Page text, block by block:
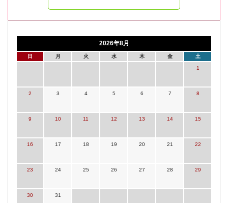
2026年8月
日 月 火 水 木 金 土
1
2 3 4 5 6 7 8
9 10 11 12 13 14 15
16 17 18 19 20 21 22
23 24 25 26 27 28 29
30 31